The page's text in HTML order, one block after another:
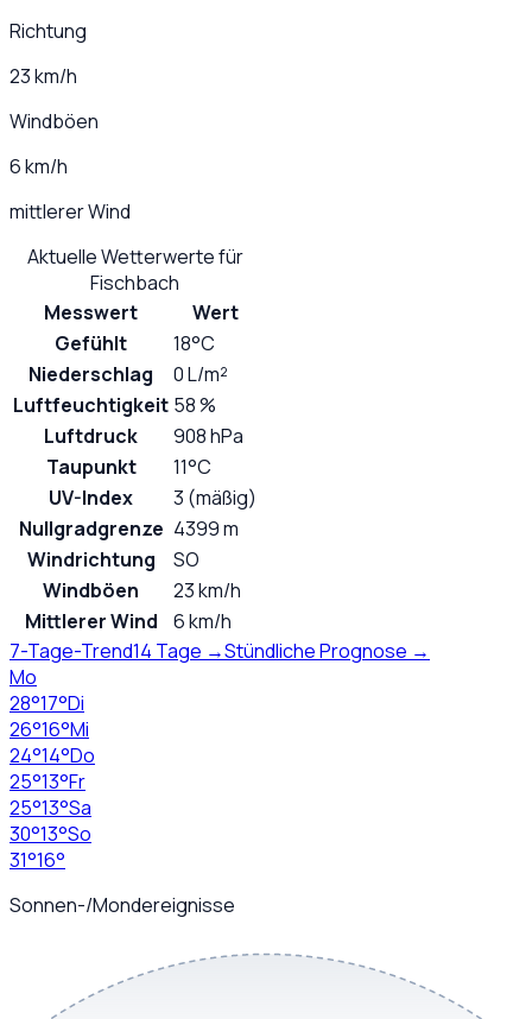
Richtung
23 km/h
Windböen
6 km/h
mittlerer Wind
Aktuelle Wetterwerte für
Fischbach
Messwert
Wert
Gefühlt
18°C
Niederschlag
0 L/m²
Luftfeuchtigkeit 58 %
Luftdruck
908 hPa
Taupunkt
11°C
UV-Index
3 (mäßig)
Nullgradgrenze 4399 m
Windrichtung
SO
Windböen
23 km/h
Mittlerer Wind
6 km/h
7-Tage-Trend14 Tage →Stündliche Prognose →
Mo
28°17°Di
26°16°Mi
24°14°Do
25°13°Fr
25°13°Sa
30°13°So
31°16°
Sonnen-/Mondereignisse